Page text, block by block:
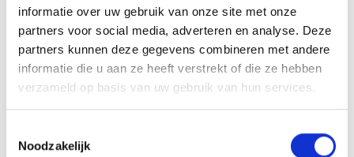
informatie over uw gebruik van onze site met onze
partners voor social media, adverteren en analyse. Deze
partners kunnen deze gegevens combineren met andere
informatie die u aan ze heeft verstrekt of die ze hebben
verzameld op basis van uw gebruik van hun services.
Noodzakelijk
Dementie Financieel
Jonge mantelzorgers
Erfrecht